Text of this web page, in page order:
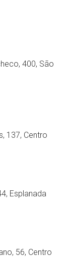
400, São
137, Centro
Esplanada
56, Centro